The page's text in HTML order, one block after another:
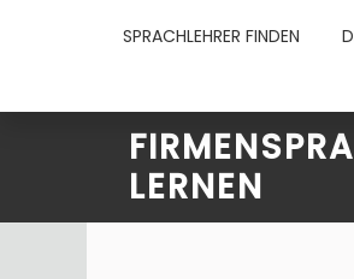
SPRACHLEHRER FINDEN
LERNEN